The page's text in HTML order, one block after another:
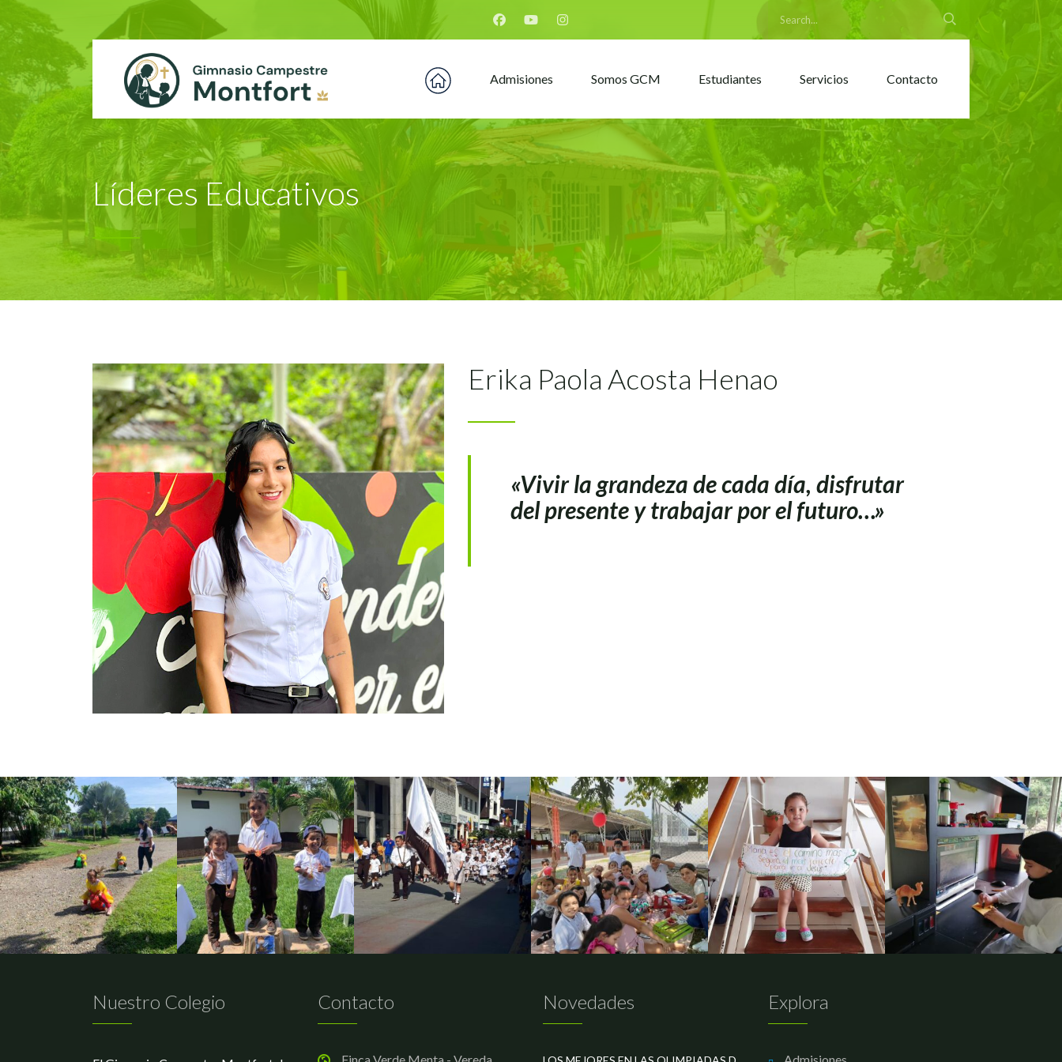
Home Montfort
Admisiones Somos GCM Estudiantes Servicios Contacto
Líderes Educativos
Erika Paola Acosta Henao
«Vivir la grandeza de cada día, disfrutar
del presente y trabajar por el futuro…»
Nuestro Colegio Contacto Novedades Explora